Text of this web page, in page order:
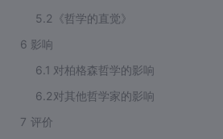
5.2 《哲学的直觉》
6 影响
6.1 对柏格森哲学的影响
6.2对其他哲学家的影响
7 评价